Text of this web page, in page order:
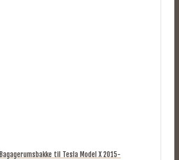
Bagagerumsbakke til Tesla Model X 2015-